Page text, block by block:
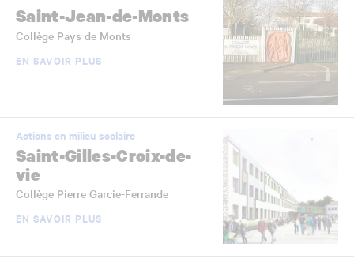
Saint-Jean-de-Monts
Collège Pays de Monts
EN SAVOIR PLUS
Actions en milieu scolaire
Saint-Gilles-Croix-de-
vie
Collège Pierre Garcie-Ferrande
EN SAVOIR PLUS